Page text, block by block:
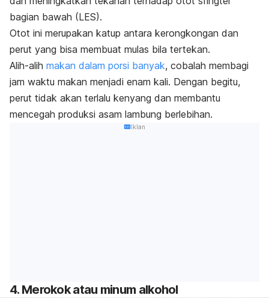
bagian bawah (LES).
Otot ini merupakan katup antara kerongkongan dan
perut yang bisa membuat mulas bila tertekan.
Alih-alih makan dalam porsi banyak, cobalah membagi
jam waktu makan menjadi enam kali. Dengan begitu,
perut tidak akan terlalu kenyang dan membantu
mencegah produksi asam lambung berlebihan.
Iklan
4. Merokok atau minum alkohol